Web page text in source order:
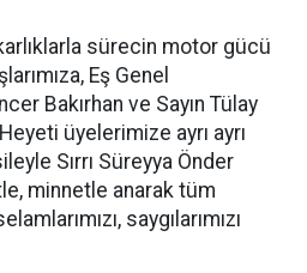
sürecin motor gücü
Eş Genel
Bakırhan ve Sayın Tülay
üyelerimize ayrı ayrı
Sırrı Süreyya Önder
minnetle anarak tüm
saygılarımızı